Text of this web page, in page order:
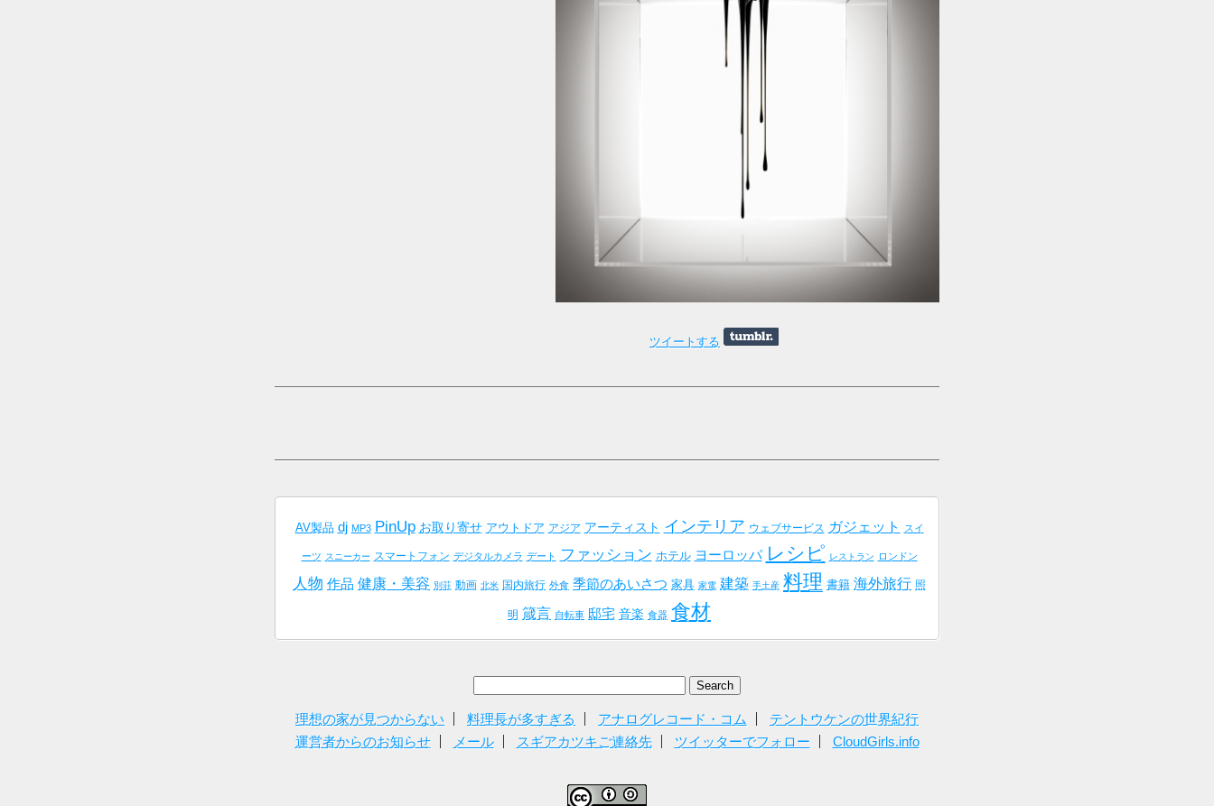
ツイートする
AV製品 dj MP3 PinUp お取り寄せ アウトドア アジア アーティスト インテリア ウェブサービス ガジェット スイ
ーツ スニーカー スマートフォン デジタルカメラ デート ファッション ホテル ヨーロッパ レシピ レストラン ロンドン
人物 作品 健康・美容 別荘 動画 北米 国内旅行 外食 季節のあいさつ 家具 家電 建築 手土産 料理 書籍 海外旅行 照
明 箴言 自転車 邸宅 音楽 食器 食材
理想の家が見つからない 料理長が多すぎる アナログレコード・コム
テントウケンの世界紀行
運営者からのお知らせ
メール スギアカツキご連絡先 ツイッターでフォロー CloudGirls.info